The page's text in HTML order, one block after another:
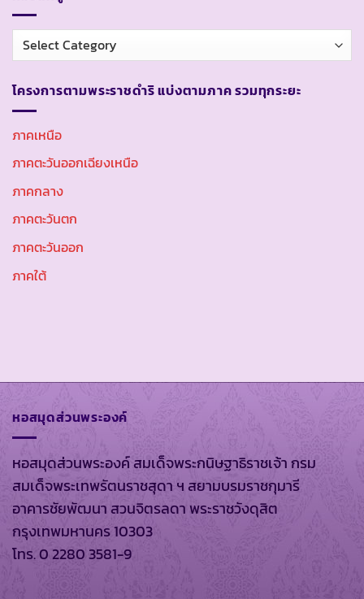
หมวด
หมู่
โครงการตามพระราชดำริ แบ่งตามภาค รวมทุกระยะ
ภาคเหนือ
ภาคตะวันออกเฉียงเหนือ
ภาคกลาง
ภาคตะวันตก
ภาคตะวันออก
ภาคใต้
หอสมุดส่วนพระองค์
หอสมุดส่วนพระองค์ สมเด็จพระกนิษฐาธิราชเจ้า กรม
สมเด็จพระเทพรัตนราชสุดา ฯ สยามบรมราชกุมารี
อาคารชัยพัฒนา สวนจิตรลดา พระราชวังดุสิต
กรุงเทพมหานคร 10303
โทร. 0 2280 3581-9